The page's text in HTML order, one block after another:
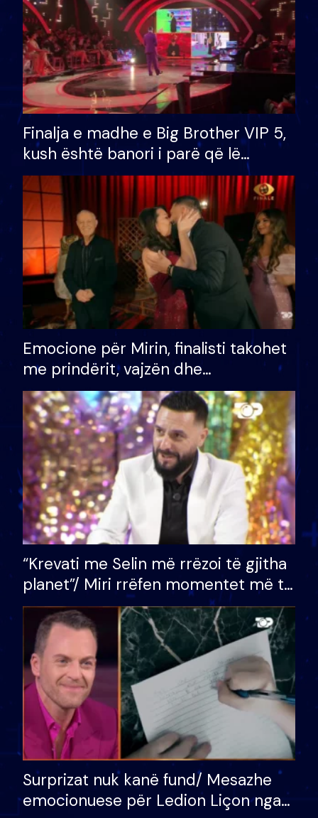
Finalja e madhe e Big Brother VIP 5,
kush është banori i parë që lë
shtëpinë dhe humb mundësinë për
të fituar çmimin e madh
Emocione për Mirin, finalisti takohet
me prindërit, vajzën dhe
bashkëshorten: S’kemi ndonjë letër
divorci apo jo?
“Krevati me Selin më rrëzoi të gjitha
planet”/ Miri rrëfen momentet më të
bukura në shtëpinë e BB VIP: Do më
mungojë zilja e mëngjesit kur…
Surprizat nuk kanë fund/ Mesazhe
emocionuese për Ledion Liçon nga